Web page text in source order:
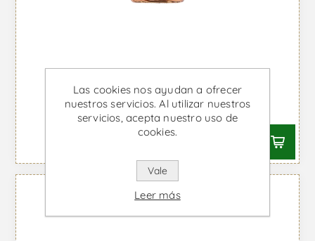
Fita Preta - Vino Rose
Desde €16,14 IVA incl.
Las cookies nos ayudan a ofrecer
nuestros servicios. Al utilizar nuestros
servicios, acepta nuestro uso de
cookies.
Vale
Leer más